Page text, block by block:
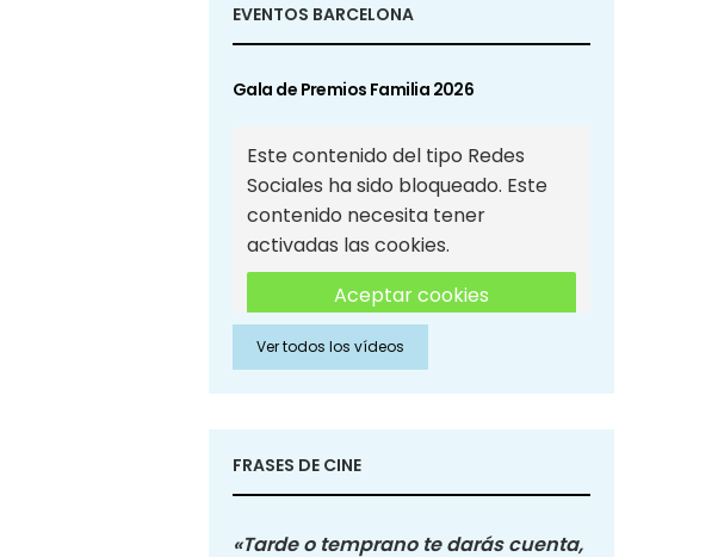
EVENTOS BARCELONA
Gala de Premios Familia 2026
Este contenido del tipo Redes
Sociales ha sido bloqueado. Este
contenido necesita tener
activadas las cookies.
Aceptar cookies
Aceptar cookies de Redes
Sociales
Ver todos los vídeos
FRASES DE CINE
«Tarde o temprano te darás cuenta,